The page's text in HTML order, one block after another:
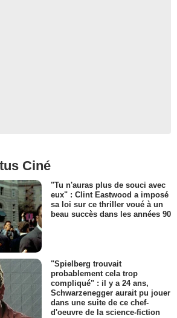
Ciné
"Tu n'auras plus de souci avec
eux" : Clint Eastwood a imposé
sa loi sur ce thriller voué à un
beau succès dans les années 90
"Spielberg trouvait
probablement cela trop
compliqué" : il y a 24 ans,
Schwarzenegger aurait pu jouer
dans une suite de ce chef-
d'oeuvre de la science-fiction